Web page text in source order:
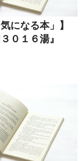
になる本」】
０１６湯』